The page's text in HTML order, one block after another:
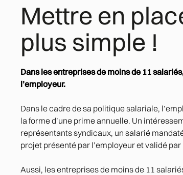
Mettre en
plus simple !
Dans les entreprises de moins de 11
l’employeur.
Dans le cadre de sa politique salariale,
la forme d’une prime annuelle. Un
représentants syndicaux, un salarié
projet présenté par l’employeur et validé
Aussi, les entreprises de moins de 11